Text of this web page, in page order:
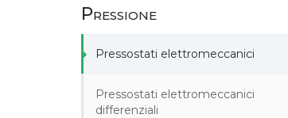
Pressione
Pressostati elettromeccanici
Pressostati elettromeccanici
differenziali